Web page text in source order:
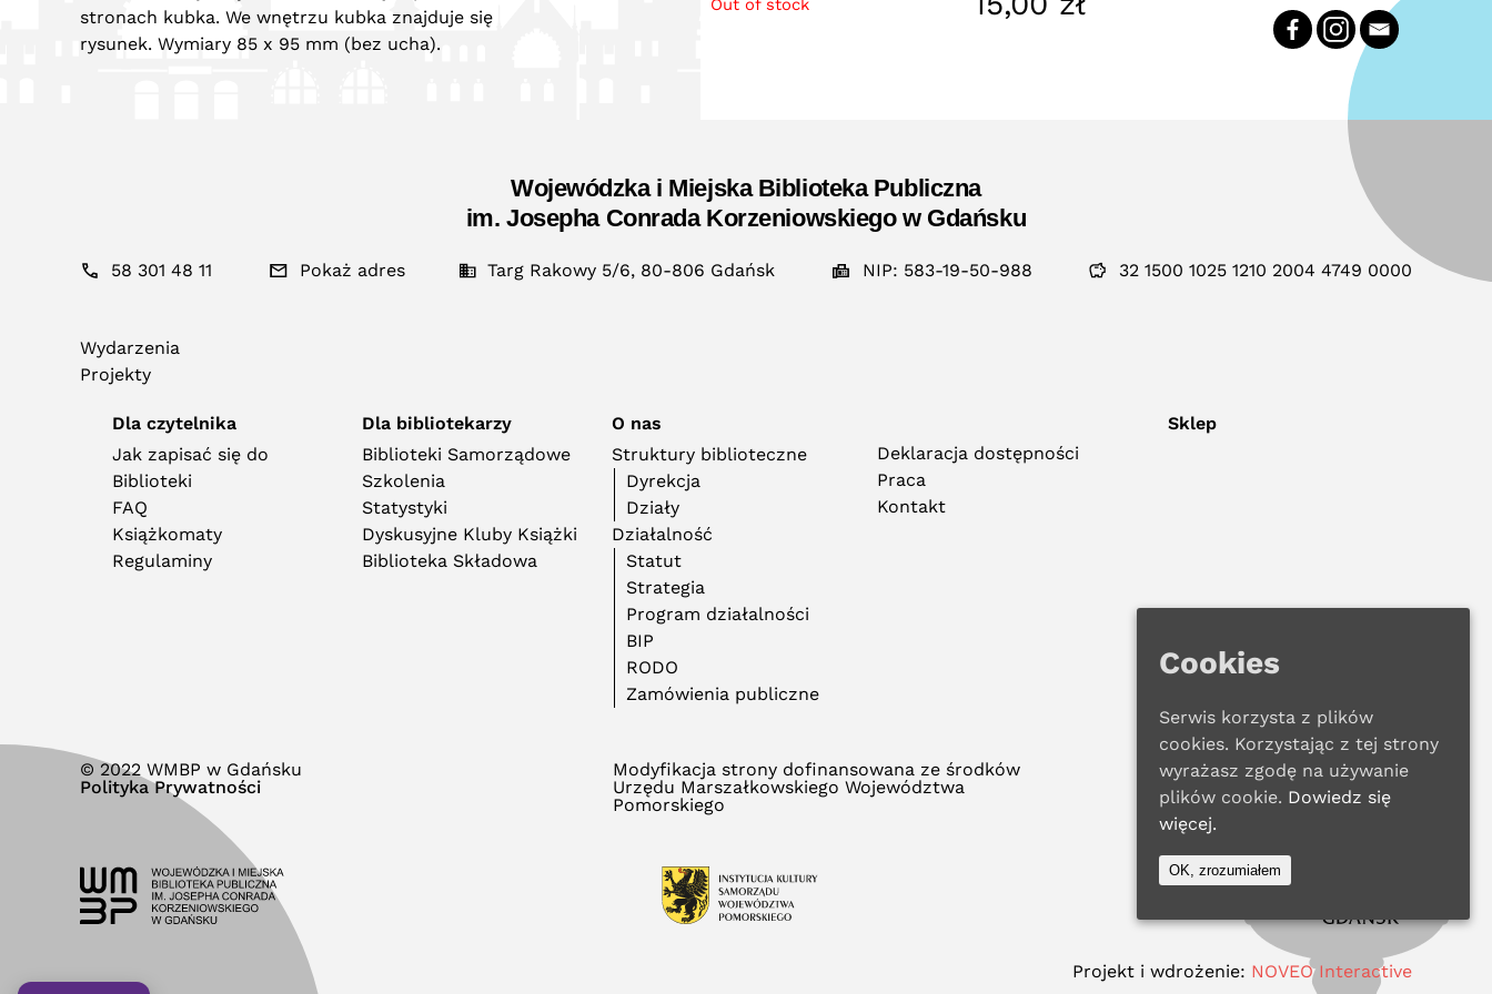
stronach kubka. We wnętrzu kubka znajduje się
rysunek. Wymiary 85 x 95 mm (bez ucha).
Out of stock
Wojewódzka i Miejska Biblioteka Publiczna
im. Josepha Conrada Korzeniowskiego w Gdańsku
58 301 48 11 Pokaż adres Targ Rakowy 5/6, 80-806 Gdańsk NIP: 583-19-50-988 32 1500 1025 1210 2004 4749 0000
Wydarzenia
Projekty
Dla czytelnika
Jak zapisać się do
Biblioteki
FAQ
Książkomaty
Regulaminy
Dla bibliotekarzy
Biblioteki Samorządowe
Szkolenia
Statystyki
Dyskusyjne Kluby Książki
Biblioteka Składowa
O nas
Struktury biblioteczne
Dyrekcja
Działy
Działalność
Statut
Strategia
Program działalności
BIP
RODO
Zamówienia publiczne
Deklaracja dostępności
Praca
Kontakt
Sklep
© 2022 WMBP w Gdańsku
Polityka Prywatności
Modyfikacja strony dofinansowana ze środków
Urzędu Marszałkowskiego Województwa
Pomorskiego
Projekt i wdrożenie: NOVEO Interactive
Cookies
Serwis korzysta z plików
cookies. Korzystając z tej strony
wyrażasz zgodę na używanie
plików cookie. Dowiedz się
więcej.
OK, zrozumiałem